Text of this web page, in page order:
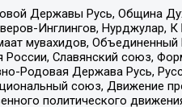
Державы Русь, Община
Инглингов, Нурджулар,
мувахидов,
Славянский союз,
Родовая Держава Русь,
союз, Движение
политического